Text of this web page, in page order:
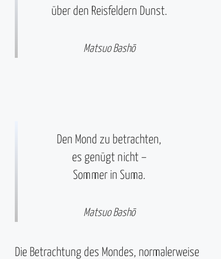
über den Reisfeldern Dunst.
Matsuo Bashō
Den Mond zu betrachten,
es genügt nicht –
Sommer in Suma.
Matsuo Bashō
Die Betrachtung des Mondes, normalerweise